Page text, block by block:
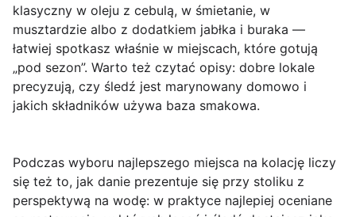
klasyczny w oleju z cebulą, w śmietanie, w
musztardzie albo z dodatkiem jabłka i buraka —
łatwiej spotkasz właśnie w miejscach, które gotują
„pod sezon”. Warto też czytać opisy: dobre lokale
precyzują, czy śledź jest marynowany domowo i
jakich składników używa baza smakowa.
Podczas wyboru najlepszego miejsca na kolację liczy
się też to, jak danie prezentuje się przy stoliku z
perspektywą na wodę: w praktyce najlepiej oceniane